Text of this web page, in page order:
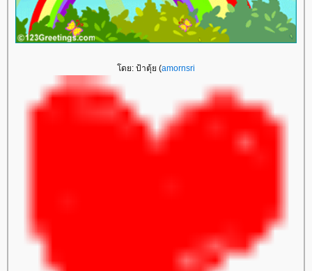
ดย: ป้าตุ้ย (amornsri